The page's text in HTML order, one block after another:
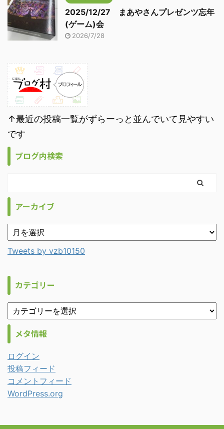
2025/12/27 まあやさんプレゼンツ忘年
(ゲーム)会
2026/7/28
↑最近の投稿一覧がずらーっと並んでいて見やすい
です
ブログ内検索
アーカイブ
Tweets by vzb10150
カテゴリー
メタ情報
ログイン
投稿フィード
コメントフィード
WordPress.org